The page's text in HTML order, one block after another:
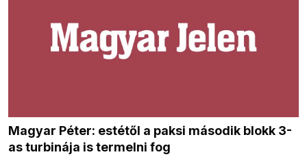
Magyar Péter: estétől a paksi második blokk 3-
as turbinája is termelni fog